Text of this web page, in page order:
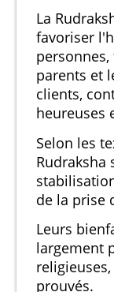
La
favoriser
parents et
clients,
heureuses
Selon les
Rudraksha
de la prise
Leurs
largement
prouvés.